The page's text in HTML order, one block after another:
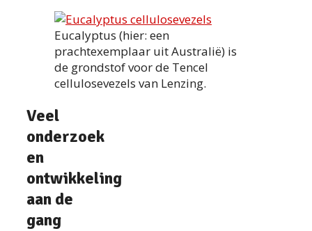
Eucalyptus (hier: een
prachtexemplaar uit Australië) is
de grondstof voor de Tencel
cellulosevezels van Lenzing.
Veel
onderzoek
en
ontwikkeling
aan de
gang